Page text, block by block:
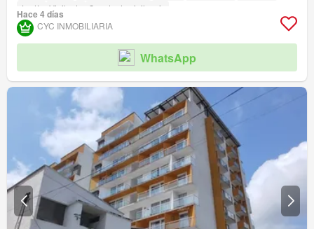
Jardín
Vigilante
Caseta de vigilancia
Acceso para personas con discapacidad
Hace 4 días
CYC INMOBILIARIA
WhatsApp